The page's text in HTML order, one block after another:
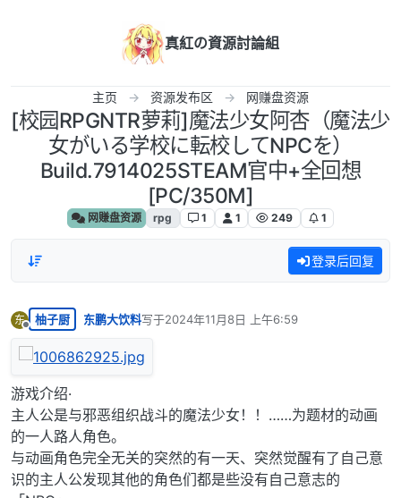
真紅の資源討論組
主页 资源发布区 网赚盘资源
[校园RPGNTR萝莉]魔法少女阿杏（魔法少
女がいる学校に転校してNPCを）
Build.7914025STEAM官中+全回想
[PC/350M]
网赚盘资源 rpg 1 1 249 1
登录后回复
东
离线
柚子厨 东鹏大饮料写于2024年11月8日 上午6:59
最后由 编辑
游戏介绍·
主人公是与邪恶组织战斗的魔法少女！！……为题材的动画
的一人路人角色。
与动画角色完全无关的突然的有一天、突然觉醒有了自己意
识的主人公发现其他的角色们都是些没有自己意志的